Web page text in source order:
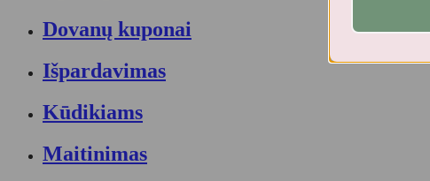
Dovanų kuponai
Išpardavimas
Kūdikiams
Maitinimas